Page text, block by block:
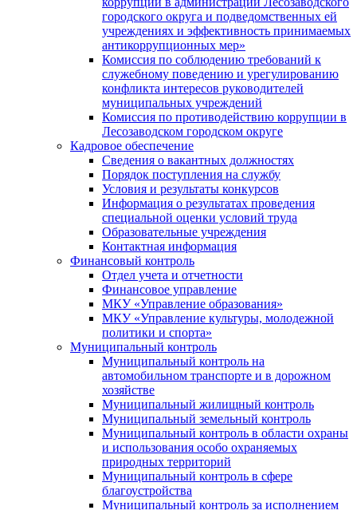
городского округа и подведомственных ей
учреждениях и эффективность принимаемых
антикоррупционных мер»
Комиссия по соблюдению требований к
служебному поведению и урегулированию
конфликта интересов руководителей
муниципальных учреждений
Комиссия по противодействию коррупции в
Лесозаводском городском округе
Кадровое обеспечение
Сведения о вакантных должностях
Порядок поступления на службу
Условия и результаты конкурсов
Информация о результатах проведения
специальной оценки условий труда
Образовательные учреждения
Контактная информация
Финансовый контроль
Отдел учета и отчетности
Финансовое управление
МКУ «Управление образования»
МКУ «Управление культуры, молодежной
политики и спорта»
Муниципальный контроль
Муниципальный контроль на
автомобильном транспорте и в дорожном
хозяйстве
Муниципальный жилищный контроль
Муниципальный земельный контроль
Муниципальный контроль в области охраны
и использования особо охраняемых
природных территорий
Муниципальный контроль в сфере
благоустройства
Муниципальный контроль за исполнением